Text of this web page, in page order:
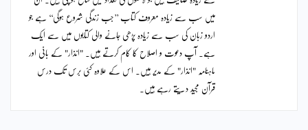
میں سب سے زیادہ معروف کتاب ’’جب زندگی شروع ہوگی‘‘ ہے جو
اردو زبان کی سب سے زیادہ پڑھی جانے والی کتابوں میں سے ایک
ہے۔ آپ دعوت و اصلاح کا کام کرتے ہیں۔ "انذار" کے بانی اور
ماہنامہ "انذار" کے مدیر ہیں۔ اس کے علاوہ کئی برس تک درس
قرآن مجید دیتے رہے ہیں۔